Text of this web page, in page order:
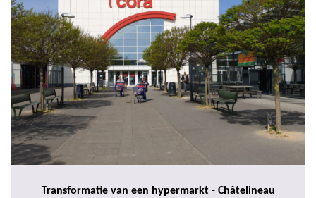
Transformatie van een hypermarkt - Châtelineau